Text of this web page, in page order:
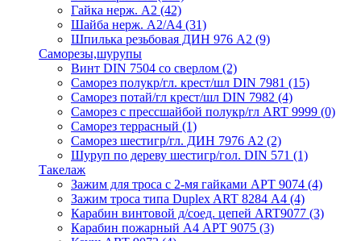
Гайка нерж. А2 (42)
Шайба нерж. А2/А4 (31)
Шпилька резьбовая ДИН 976 А2 (9)
Саморезы,шурупы
Винт DIN 7504 со сверлом (2)
Саморез полукр/гл. крест/шл DIN 7981 (15)
Саморез потай/гл крест/шл DIN 7982 (4)
Саморез с прессшайбой полукр/гл ART 9999 (0)
Саморез террасный (1)
Саморез шестигр/гл. ДИН 7976 А2 (2)
Шуруп по дереву шестигр/гол. DIN 571 (1)
Такелаж
Зажим для троса с 2-мя гайками АРТ 9074 (4)
Зажим троса типа Duplex ART 8284 А4 (4)
Карабин винтовой д/соед. цепей ART9077 (3)
Карабин пожарный А4 АРТ 9075 (3)